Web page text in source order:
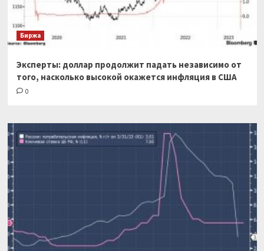
Биржа
Эксперты: доллар продолжит падать независимо от
того, насколько высокой окажется инфляция в США
0